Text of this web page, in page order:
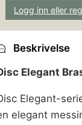
Logg inn eller
Beskrivelse
Elegant
Elegant-
elegant